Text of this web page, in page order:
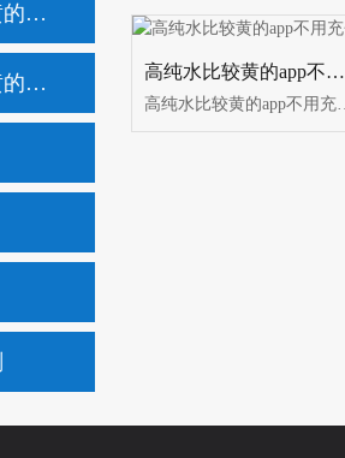
恒压供水比较黄的app不用充会员
消毒杀菌比较黄的app不用充会员 高纯水比较黄的app不用充会员
高纯水比较黄的app不用充会员，作